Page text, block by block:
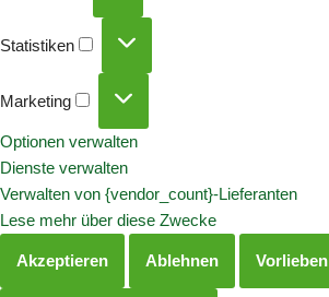
Statistiken
Marketing
Optionen verwalten
Dienste verwalten
Verwalten von {vendor_count}-Lieferanten
Lese mehr über diese Zwecke
Akzeptieren Ablehnen Vorlieben